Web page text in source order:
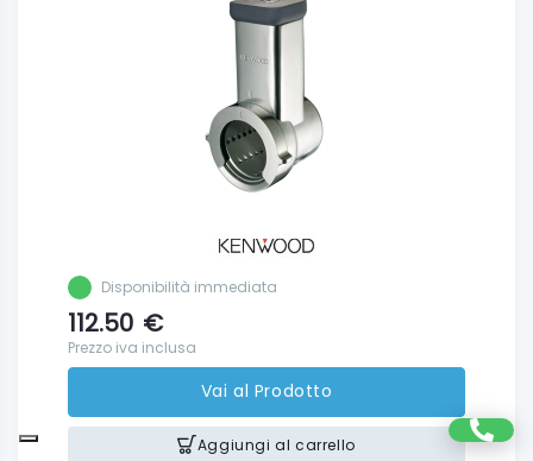
Disponibilità immediata
112.50 €
Prezzo iva inclusa
Vai al Prodotto
Aggiungi al carrello